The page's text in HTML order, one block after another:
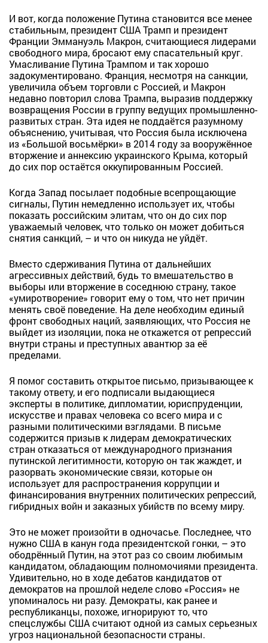
И вот, когда положение Путина становится все менее
стабильным, президент США Трамп и президент
Франции Эммануэль Макрон, считающиеся лидерами
свободного мира, бросают ему спасательный круг.
Умасливание Путина Трампом и так хорошо
задокументировано. Франция, несмотря на санкции,
увеличила объем торговли с Россией, и Макрон
недавно повторил слова Трампа, выразив поддержку
возвращения России в группу ведущих промышленно-
развитых стран. Эта идея не поддаётся разумному
объяснению, учитывая, что Россия была исключена
из «Большой восьмёрки» в 2014 году за вооружённое
вторжение и аннексию украинского Крыма, который
до сих пор остаётся оккупированным Россией.
Когда Запад посылает подобные всепрощающие
сигналы, Путин немедленно использует их, чтобы
показать российским элитам, что он до сих пор
уважаемый человек, что только он может добиться
снятия санкций, – и что он никуда не уйдёт.
Вместо сдерживания Путина от дальнейших
агрессивных действий, будь то вмешательство в
выборы или вторжение в соседнюю страну, такое
«умиротворение» говорит ему о том, что нет причин
менять своё поведение. На деле необходим единый
фронт свободных наций, заявляющих, что Россия не
выйдет из изоляции, пока не откажется от репрессий
внутри страны и преступных авантюр за её
пределами.
Я помог составить открытое письмо, призывающее к
такому ответу, и его подписали выдающиеся
эксперты в политике, дипломатии, юриспруденции,
искусстве и правах человека со всего мира и с
разными политическими взглядами. В письме
содержится призыв к лидерам демократических
стран отказаться от международного признания
путинской легитимности, которую он так жаждет, и
разорвать экономические связи, которые он
использует для распространения коррупции и
финансирования внутренних политических репрессий,
гибридных войн и заказных убийств по всему миру.
Это не может произойти в одночасье. Последнее, что
нужно США в канун года президентской гонки, – это
ободрённый Путин, на этот раз со своим любимым
кандидатом, обладающим полномочиями президента.
Удивительно, но в ходе дебатов кандидатов от
демократов на прошлой неделе слово «Россия» не
упоминалось ни разу. Демократы, как ранее и
республиканцы, похоже, игнорируют то, что
спецслужбы США считают одной из самых серьезных
угроз национальной безопасности страны.